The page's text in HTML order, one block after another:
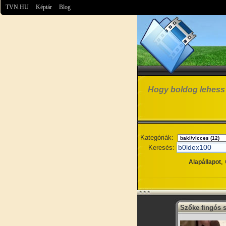
TVN.HU Képtár Blog
Hogy boldog
Kategóriák:
Keresés:
Alapállapot,
Szőke fingós